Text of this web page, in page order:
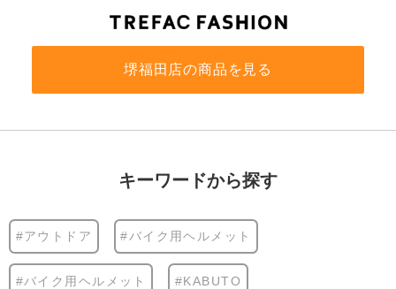
堺福田店の商品を見る
キーワードから探す
#アウトドア #バイク用ヘルメット
#バイク用ヘルメット #KABUTO